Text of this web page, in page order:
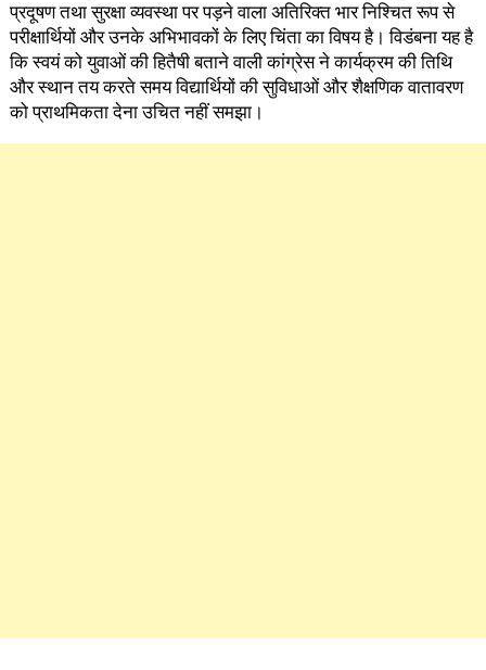
प्रदूषण तथा सुरक्षा व्यवस्था पर पड़ने वाला अतिरिक्त भार निश्चित रूप से
परीक्षार्थियों और उनके अभिभावकों के लिए चिंता का विषय है। विडंबना यह है
कि स्वयं को युवाओं की हितैषी बताने वाली कांग्रेस ने कार्यक्रम की तिथि
और स्थान तय करते समय विद्यार्थियों की सुविधाओं और शैक्षणिक वातावरण
को प्राथमिकता देना उचित नहीं समझा।